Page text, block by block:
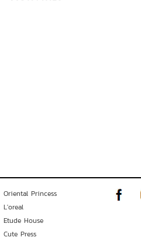
Oriental Princess
L'oreal
Etude House
Cute Press